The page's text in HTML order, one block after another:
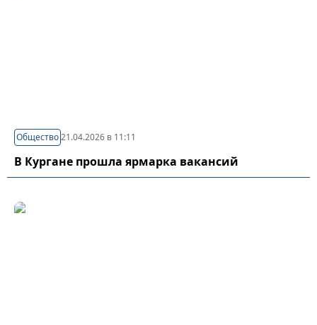
Общество21.04.2026 в 11:11
В Кургане прошла ярмарка вакансий